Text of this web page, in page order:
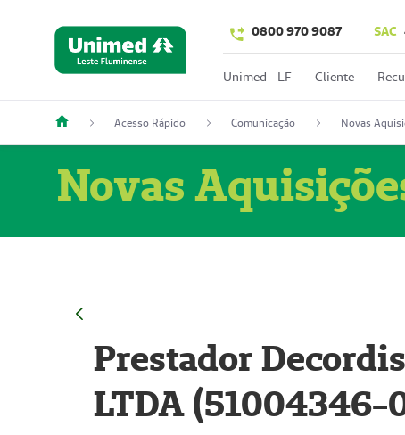
0800 970 9087 SAC
Unimed - LF Cliente
Acesso Rápido Comunicação Novas
Novas
Prestador
LTDA (51004346-